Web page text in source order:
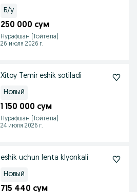
Б/у
250 000 сум
Нурафшан (Тойтепа)
26 июля 2026 г.
Xitoy Temir eshik sotiladi
Новый
1 150 000 сум
Нурафшан (Тойтепа)
24 июля 2026 г.
eshik uchun lenta klyonkali
Новый
715 440 сум